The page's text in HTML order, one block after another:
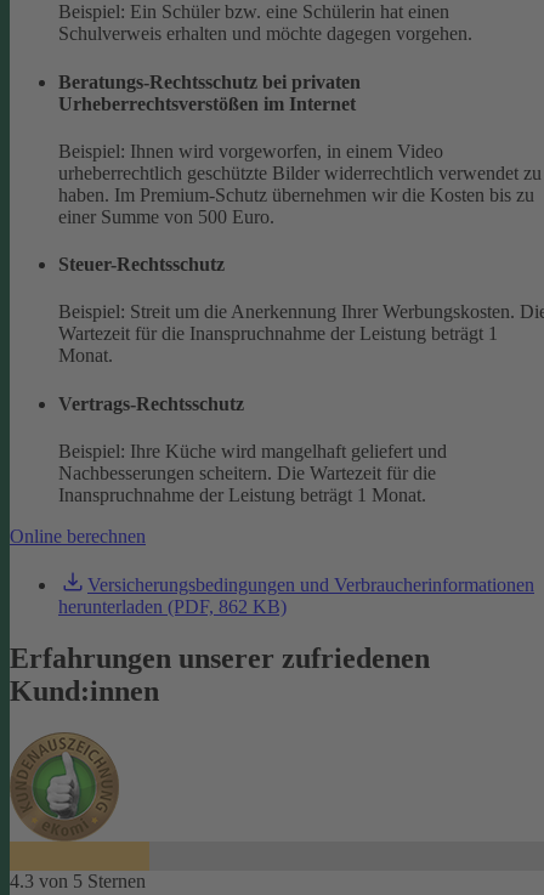
Beispiel: Ein Schüler bzw. eine Schülerin hat einen
Schulverweis erhalten und möchte dagegen vorgehen.
Beratungs-Rechtsschutz bei privaten
Urheberrechtsverstößen im Internet
Beispiel: Ihnen wird vorgeworfen, in einem Video
urheberrechtlich geschützte Bilder widerrechtlich verwendet zu
haben. Im Premium-Schutz übernehmen wir die Kosten bis zu
einer Summe von 500 Euro.
Steuer-Rechtsschutz
Beispiel: Streit um die Anerkennung Ihrer Werbungskosten.
Wartezeit für die Inanspruchnahme der Leistung beträgt 1
Monat.
Vertrags-Rechtsschutz
Beispiel: Ihre Küche wird mangelhaft geliefert und
Nachbesserungen scheitern. Die Wartezeit für die
Inanspruchnahme der Leistung beträgt 1 Monat.
Online berechnen
Versicherungsbedingungen und Verbraucherinformationen
herunterladen (PDF, 862 KB)
Erfahrungen unserer zufriedenen
Kund:innen
4.3 von 5 Sternen